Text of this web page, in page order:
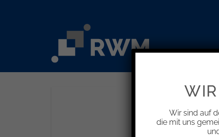
Wir sind auf
die mit uns